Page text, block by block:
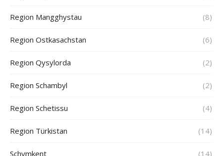
Region Mangghystau (8)
Region Ostkasachstan (6)
Region Qysylorda (2)
Region Schambyl (2)
Region Schetissu (4)
Region Türkistan (14)
Schymkent (14)